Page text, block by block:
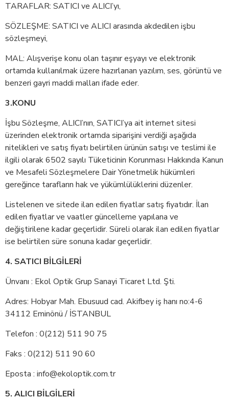
TARAFLAR: SATICI ve ALICI’yı,
SÖZLEŞME: SATICI ve ALICI arasında akdedilen işbu
sözleşmeyi,
MAL: Alışverişe konu olan taşınır eşyayı ve elektronik
ortamda kullanılmak üzere hazırlanan yazılım, ses, görüntü ve
benzeri gayri maddi malları ifade eder.
3.KONU
İşbu Sözleşme, ALICI’nın, SATICI’ya ait internet sitesi
üzerinden elektronik ortamda siparişini verdiği aşağıda
nitelikleri ve satış fiyatı belirtilen ürünün satışı ve teslimi ile
ilgili olarak 6502 sayılı Tüketicinin Korunması Hakkında Kanun
ve Mesafeli Sözleşmelere Dair Yönetmelik hükümleri
gereğince tarafların hak ve yükümlülüklerini düzenler.
Listelenen ve sitede ilan edilen fiyatlar satış fiyatıdır. İlan
edilen fiyatlar ve vaatler güncelleme yapılana ve
değiştirilene kadar geçerlidir. Süreli olarak ilan edilen fiyatlar
ise belirtilen süre sonuna kadar geçerlidir.
4. SATICI BİLGİLERİ
Ünvanı : Ekol Optik Grup Sanayi Ticaret Ltd. Şti.
Adres: Hobyar Mah. Ebusuud cad. Akifbey iş hanı no:4-6
34112 Eminönü / İSTANBUL
Telefon : 0(212) 511 90 75
Faks : 0(212) 511 90 60
Eposta : info@ekoloptik.com.tr
5. ALICI BİLGİLERİ